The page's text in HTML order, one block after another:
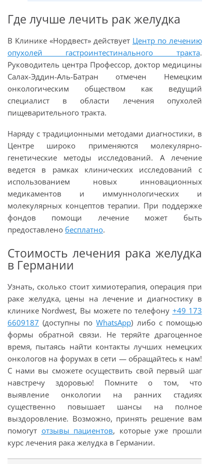
Где лучше лечить рак желудка
В Клинике «Нордвест» действует Центр по лечению
опухолей гастроинтестинального тракта.
Руководитель центра Профессор, доктор медицины
Салах-Эддин-Аль-Батран отмечен Немецким
онкологическим обществом как ведущий
специалист в области лечения опухолей
пищеварительного тракта.
Наряду с традиционными методами диагностики, в
Центре широко применяются молекулярно-
генетические методы исследований. А лечение
ведется в рамках клинических исследований с
использованием новых инновационных
медикаментов и иммуннологических и
молекулярных концептов терапии. При поддержке
фондов помощи лечение может быть
предоставлено бесплатно.
Стоимость лечения рака желудка
в Германии
Узнать, сколько стоит химиотерапия, операция при
раке желудка, цены на лечение и диагностику в
клинике Nordwest, Вы можете по телефону +49 173
6609187 (доступны поWhatsApp) либо с помощью
формы обратной связи. Не теряйте драгоценное
время, пытаясь найти контакты лучших немецких
онкологов на форумах в сети — обращайтесь к нам!
С нами вы сможете осуществить свой первый шаг
навстречу здоровью! Помните о том, что
выявление онкологии на ранних стадиях
существенно повышает шансы на полное
выздоровление. Возможно, принять решение вам
помогут отзывы пациентов, которые уже прошли
курс лечения рака желудка в Германии.